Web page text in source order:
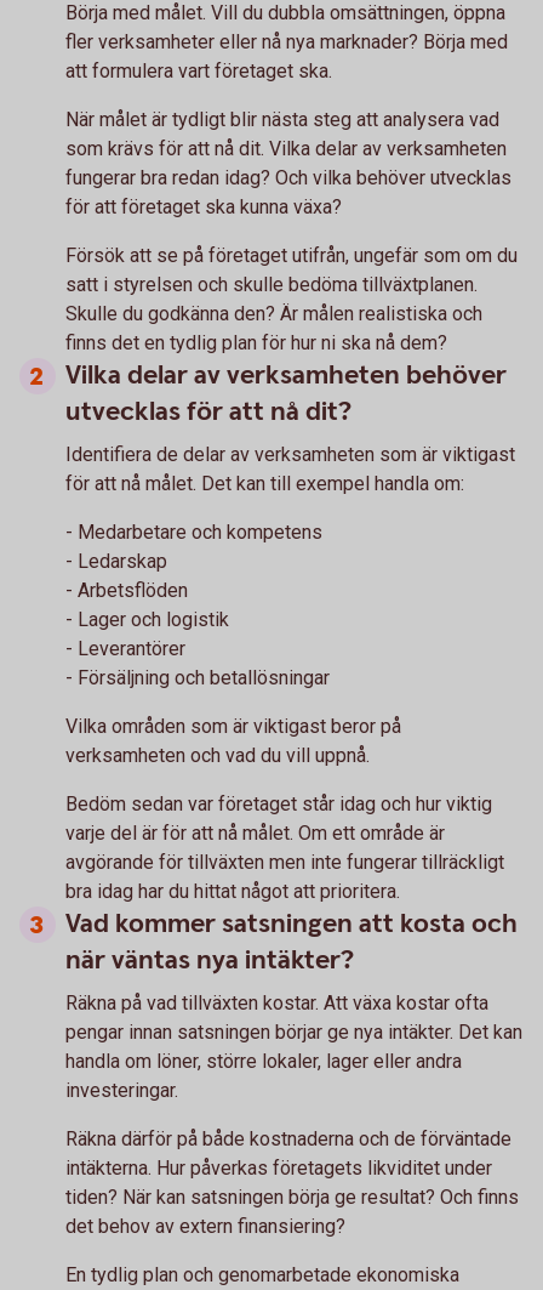
Börja med målet. Vill du dubbla omsättningen, öppna
fler verksamheter eller nå nya marknader? Börja med
att formulera vart företaget ska.
När målet är tydligt blir nästa steg att analysera vad
som krävs för att nå dit. Vilka delar av verksamheten
fungerar bra redan idag? Och vilka behöver utvecklas
för att företaget ska kunna växa?
Försök att se på företaget utifrån, ungefär som om du
satt i styrelsen och skulle bedöma tillväxtplanen.
Skulle du godkänna den? Är målen realistiska och
finns det en tydlig plan för hur ni ska nå dem?
Vilka delar av verksamheten behöver
utvecklas för att nå dit?
Identifiera de delar av verksamheten som är viktigast
för att nå målet. Det kan till exempel handla om:
- Medarbetare och kompetens
- Ledarskap
- Arbetsflöden
- Lager och logistik
- Leverantörer
- Försäljning och betallösningar
Vilka områden som är viktigast beror på
verksamheten och vad du vill uppnå.
Bedöm sedan var företaget står idag och hur viktig
varje del är för att nå målet. Om ett område är
avgörande för tillväxten men inte fungerar tillräckligt
bra idag har du hittat något att prioritera.
Vad kommer satsningen att kosta och
när väntas nya intäkter?
Räkna på vad tillväxten kostar. Att växa kostar ofta
pengar innan satsningen börjar ge nya intäkter. Det kan
handla om löner, större lokaler, lager eller andra
investeringar.
Räkna därför på både kostnaderna och de förväntade
intäkterna. Hur påverkas företagets likviditet under
tiden? När kan satsningen börja ge resultat? Och finns
det behov av extern finansiering?
En tydlig plan och genomarbetade ekonomiska